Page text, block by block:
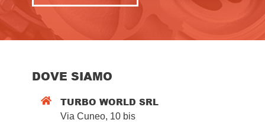
DOVE SIAMO
 TURBO WORLD SRL
Via Cuneo, 10 bis